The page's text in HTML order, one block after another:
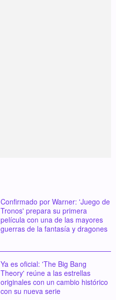
Confirmado por Warner: 'Juego de
Tronos' prepara su primera
película con una de las mayores
guerras de la fantasía y dragones
Ya es oficial: 'The Big Bang
Theory' reúne a las estrellas
originales con un cambio histórico
con su nueva serie